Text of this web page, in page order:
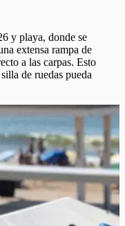
y playa, donde se
extensa rampa de
a las carpas. Esto
de ruedas pueda